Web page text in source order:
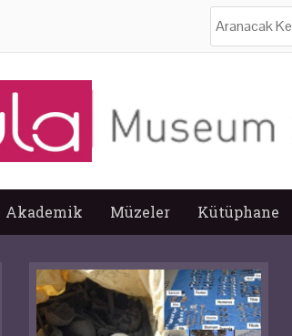
Akademik Müzeler Kütüphane